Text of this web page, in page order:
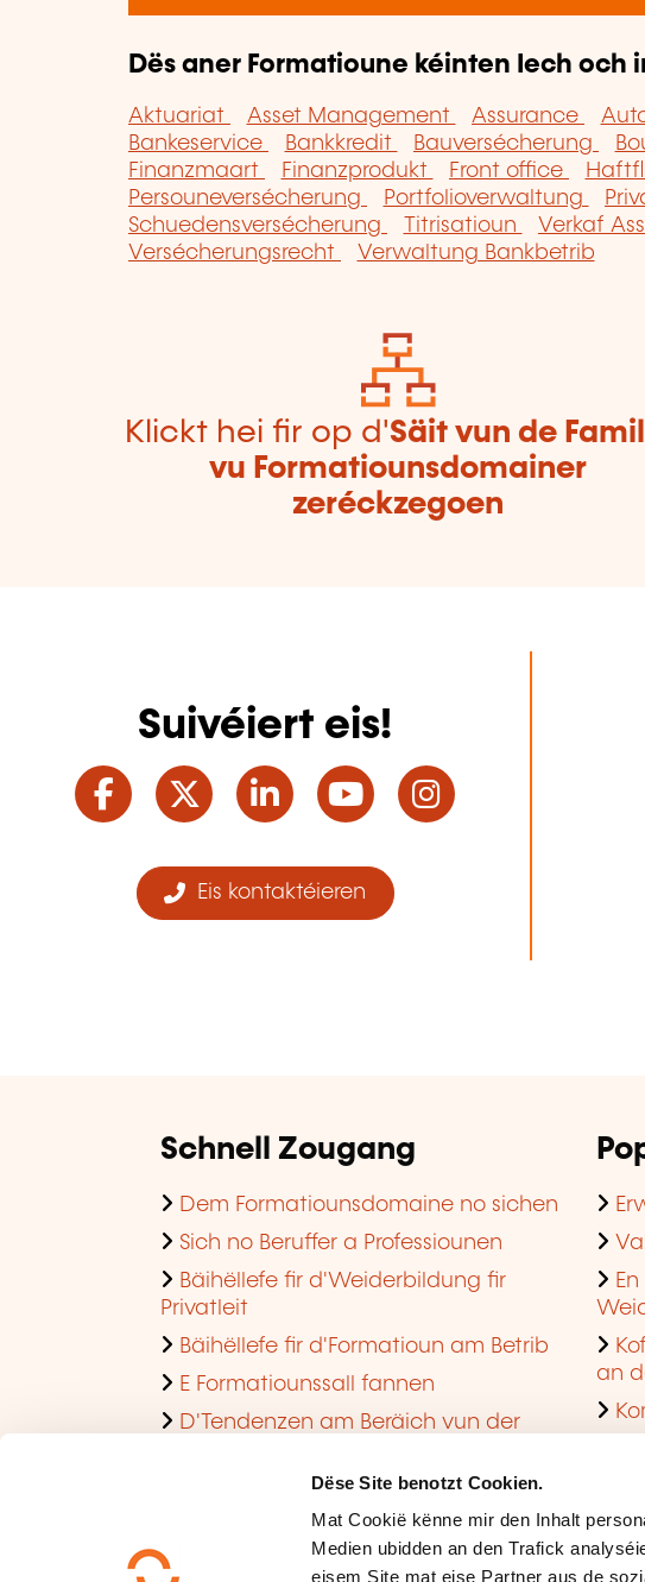
Dëse Site benotzt Cookien.
Mat Cookië kënne mir den Inhalt
Medien ubidden an den Trafick
eisem Site mat eise Partner aus de
Dës aner Formatioune kéinten Iech och
Aktuariat Asset Management Assurance
Bankeservice
Bankkredit Bauversécherung
Finanzmaart
Finanzprodukt Front office
Persouneversécherung
Portfolioverwaltung
Schuedensversécherung
Titrisatioun Verkaf
Versécherungsrecht
Verwaltung Bankbetrib
Klickt hei fir op d'Säit vun de
vu Formatiounsdomainer
zeréckzegoen
Suivéiert eis!
Facebook
TwitterLinkedInYouTube
Eis kontaktéieren
Schnell Zougang
Dem Formatiounsdomaine no sichen
Sich no Beruffer a Professiounen
Bäihëllefe fir d'Weiderbildung fir
Privatleit
Bäihëllefe fir d'Formatioun am Betrib
E Formatiounssall fannen
D'Tendenzen am Beräich vun der
an